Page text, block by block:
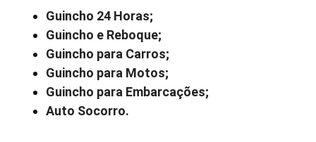
Guincho 24 Horas;
Guincho e Reboque;
Guincho para Carros;
Guincho para Motos;
Guincho para Embarcações;
Auto Socorro.